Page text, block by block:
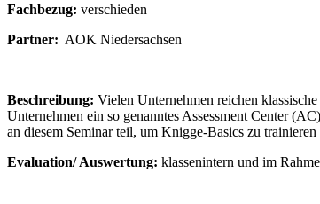
Fachbezug: verschieden
Partner: AOK Niedersachsen
Beschreibung: Vielen Unternehmen reichen
Unternehmen ein so genanntes Assessment Center
an diesem Seminar teil, um Knigge-Basics zu
Evaluation/ Auswertung: klassenintern und im